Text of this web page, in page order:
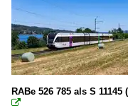
RABe 526 785 als S
